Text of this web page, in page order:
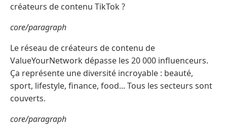
créateurs de contenu TikTok ?
core/paragraph
Le réseau de créateurs de contenu de
ValueYourNetwork dépasse les 20 000 influenceurs.
Ça représente une diversité incroyable : beauté,
sport, lifestyle, finance, food... Tous les secteurs sont
couverts.
core/paragraph